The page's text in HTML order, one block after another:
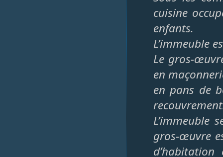
cuisine
enfants.
L’immeuble
Le gros-
en
en pans de
L’immeuble
gros-œuvre